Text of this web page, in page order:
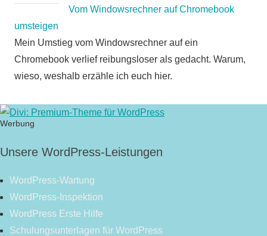
Vom Windowsrechner auf Chromebook
umsteigen
Mein Umstieg vom Windowsrechner auf ein
Chromebook verlief reibungsloser als gedacht. Warum,
wieso, weshalb erzähle ich euch hier.
Werbung
Unsere WordPress-Leistungen
WordPress-Wartung
WordPress-Inspektion
WordPress Erste Hilfe
Schulungsunterlagen für WordPress